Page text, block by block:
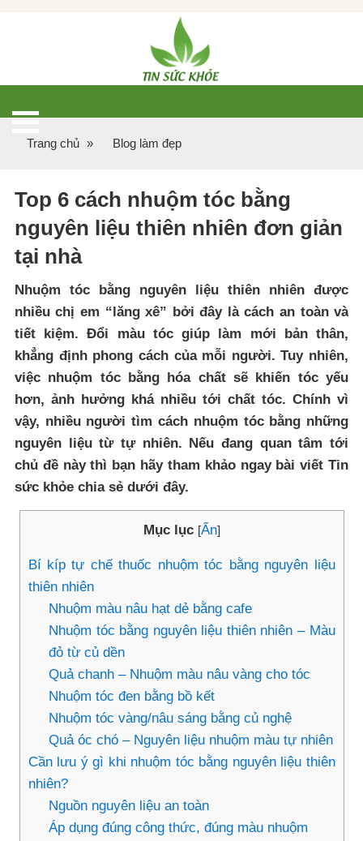
Trang chủ » Blog làm đẹp
Top 6 cách nhuộm tóc bằng
nguyên liệu thiên nhiên đơn giản
tại nhà
Nhuộm tóc bằng nguyên liệu thiên nhiên được
nhiều chị em “lăng xê” bởi đây là cách an toàn và
tiết kiệm. Đổi màu tóc giúp làm mới bản thân,
khẳng định phong cách của mỗi người. Tuy nhiên,
việc nhuộm tóc bằng hóa chất sẽ khiến tóc yếu
hơn, ảnh hưởng khá nhiều tới chất tóc. Chính vì
vậy, nhiều người tìm cách nhuộm tóc bằng những
nguyên liệu từ tự nhiên. Nếu đang quan tâm tới
chủ đề này thì bạn hãy tham khảo ngay bài viết Tin
sức khỏe chia sẻ dưới đây.
Mục lục [Ẩn]
Bí kíp tự chế thuốc nhuộm tóc bằng nguyên liệu
thiên nhiên
Nhuộm màu nâu hạt dẻ bằng cafe
Nhuộm tóc bằng nguyên liệu thiên nhiên – Màu
đỏ từ củ dền
Quả chanh – Nhuộm màu nâu vàng cho tóc
Nhuộm tóc đen bằng bồ kết
Nhuộm tóc vàng/nâu sáng bằng củ nghệ
Quả óc chó – Nguyên liệu nhuộm màu tự nhiên
Cần lưu ý gì khi nhuộm tóc bằng nguyên liệu thiên
nhiên?
Nguồn nguyên liệu an toàn
Áp dụng đúng công thức, đúng màu nhuộm